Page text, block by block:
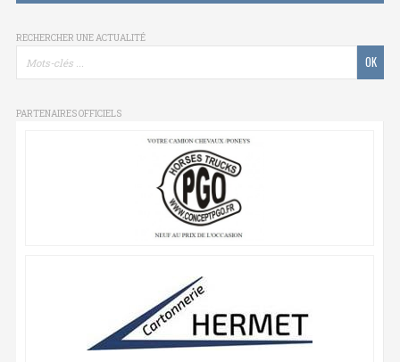
RECHERCHER UNE ACTUALITÉ
PARTENAIRES OFFICIELS